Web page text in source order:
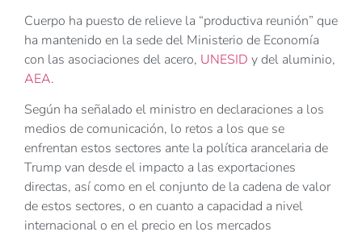
Cuerpo ha puesto de relieve la “productiva reunión” que
ha mantenido en la sede del Ministerio de Economía
con las asociaciones del acero, UNESID y del aluminio,
AEA.
Según ha señalado el ministro en declaraciones a los
medios de comunicación, lo retos a los que se
enfrentan estos sectores ante la política arancelaria de
Trump van desde el impacto a las exportaciones
directas, así como en el conjunto de la cadena de valor
de estos sectores, o en cuanto a capacidad a nivel
internacional o en el precio en los mercados